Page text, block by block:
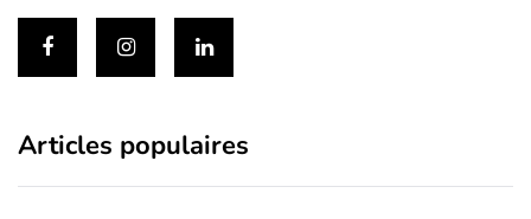
Articles populaires